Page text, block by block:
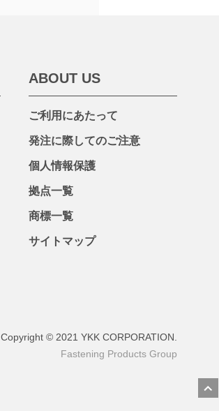
ABOUT US
ご利用にあたって
発注に際してのご注意
個人情報保護
拠点一覧
商標一覧
サイトマップ
Copyright © 2021 YKK CORPORATION.
Fastening Products Group